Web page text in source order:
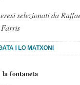
selezionati da
I LO MATXONI
fontaneta